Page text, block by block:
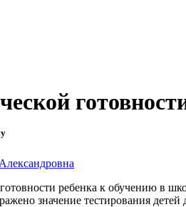
ребенка к обучению в
значение тестирования детей